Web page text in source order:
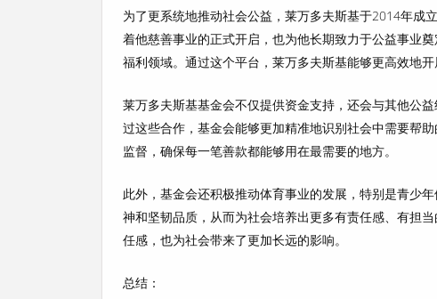
为了更系统地推动社会公益，莱万多夫斯基于2014年
着他慈善事业的正式开启，也为他长期致力于公益事业
福利领域。通过这个平台，莱万多夫斯基能够更高效地
莱万多夫斯基基金会不仅提供资金支持，还会与其他公
过这些合作，基金会能够更加精准地识别社会中需要帮
监督，确保每一笔善款都能够用在最需要的地方。
此外，基金会还积极推动体育事业的发展，特别是青少
神和坚韧品质，从而为社会培养出更多有责任感、有担
任感，也为社会带来了更加长远的影响。
总结：